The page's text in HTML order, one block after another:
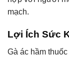
mạch.
Lợi Ích Sức
Gà ác hầm